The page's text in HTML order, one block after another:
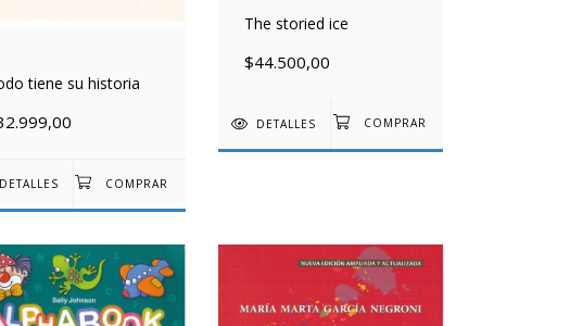
tiene su historia
DETALLES
The storied ice
$44.500,00
DETALLES